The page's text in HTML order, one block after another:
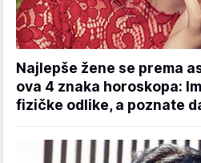
Najlepše žene se prema
ova 4 znaka horoskopa:
fizičke odlike, a poznate